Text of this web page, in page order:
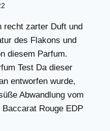
recht zarter Duft und
des Flakons und
diesem Parfum.
Test Da dieser
entworfen wurde,
Abwandlung vom
Rouge EDP